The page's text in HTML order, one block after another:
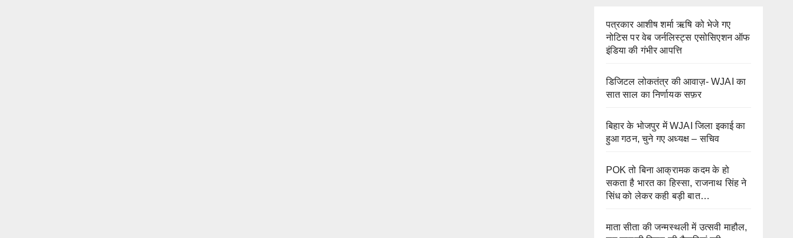
पत्रकार आशीष शर्मा ऋषि को भेजे गए
नोटिस पर वेब जर्नलिस्ट्स एसोसिएशन ऑफ
इंडिया की गंभीर आपत्ति
डिजिटल लोकतंत्र की आवाज़- WJAI का
सात साल का निर्णायक सफ़र
बिहार के भोजपुर में WJAI जिला इकाई का
हुआ गठन, चुने गए अध्यक्ष – सचिव
POK तो बिना आक्रामक कदम के हो
सकता है भारत का हिस्सा, राजनाथ सिंह ने
सिंध को लेकर कही बड़ी बात…
माता सीता की जन्मस्थली में उत्सवी माहौल,